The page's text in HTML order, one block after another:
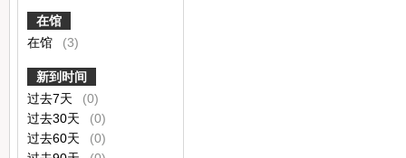
在馆
在馆
(3)
新到时间
过去7天
(0)
过去30天
(0)
过去60天
(0)